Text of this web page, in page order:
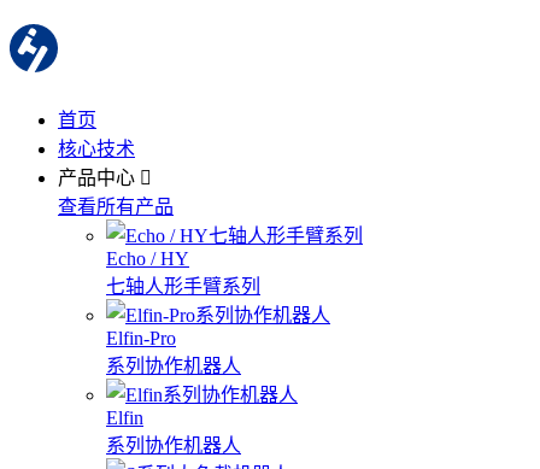
首页
核心技术
产品中心
查看所有产品
Echo / HY
七轴人形手臂系列
Elfin-Pro
系列协作机器人
Elfin
系列协作机器人